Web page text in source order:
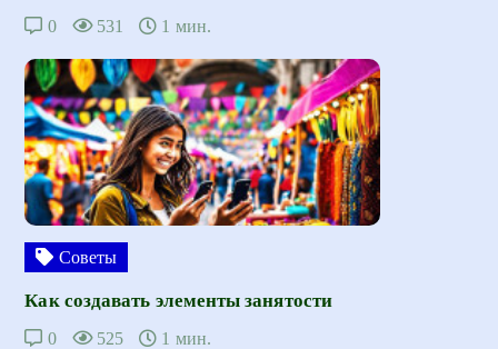
0 531 1 мин.
Советы
Как создавать элементы занятости
0 525 1 мин.